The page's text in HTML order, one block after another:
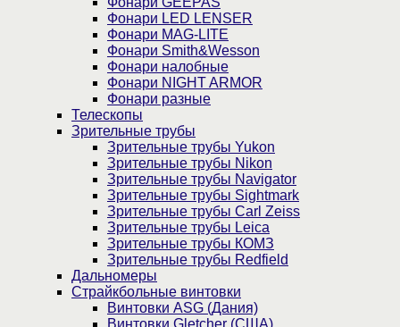
Фонари LED LENSER
Фонари MAG-LITE
Фонари Smith&Wesson
Фонари налобные
Фонари NIGHT ARMOR
Фонари разные
Телескопы
Зрительные трубы
Зрительные трубы Yukon
Зрительные трубы Nikon
Зрительные трубы Navigator
Зрительные трубы Sightmark
Зрительные трубы Carl Zeiss
Зрительные трубы Leica
Зрительные трубы КОМЗ
Зрительные трубы Redfield
Дальномеры
Страйкбольные винтовки
Винтовки ASG (Дания)